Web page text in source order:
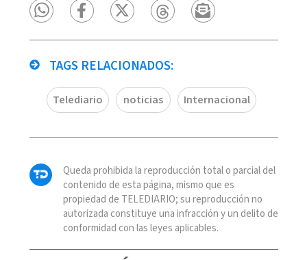
TAGS RELACIONADOS:
Telediario noticias Internacional
Queda prohibida la reproducción total o parcial del
contenido de esta página, mismo que es
propiedad de TELEDIARIO; su reproducción no
autorizada constituye una infracción y un delito de
conformidad con las leyes aplicables.